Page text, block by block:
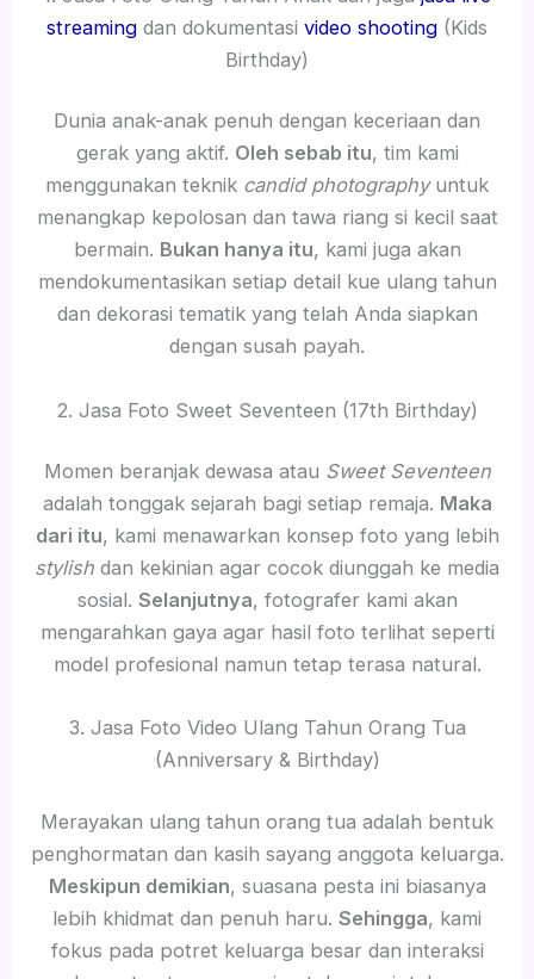
streaming dan dokumentasi video shooting (Kids
Birthday)
Dunia anak-anak penuh dengan keceriaan dan
gerak yang aktif. Oleh sebab itu, tim kami
menggunakan teknik candid photographyuntuk
menangkap kepolosan dan tawa riang si kecil saat
bermain. Bukan hanya itu, kami juga akan
mendokumentasikan setiap detail kue ulang tahun
dan dekorasi tematik yang telah Anda siapkan
dengan susah payah.
2. Jasa Foto Sweet Seventeen (17th Birthday)
Momen beranjak dewasa atau Sweet Seventeen
adalah tonggak sejarah bagi setiap remaja. Maka
dari itu, kami menawarkan konsep foto yang lebih
stylish dan kekinian agar cocok diunggah ke media
sosial. Selanjutnya, fotografer kami akan
mengarahkan gaya agar hasil foto terlihat seperti
model profesional namun tetap terasa natural.
3. Jasa Foto Video Ulang Tahun Orang Tua
(Anniversary & Birthday)
Merayakan ulang tahun orang tua adalah bentuk
penghormatan dan kasih sayang anggota keluarga.
Meskipun demikian, suasana pesta ini biasanya
lebih khidmat dan penuh haru. Sehingga, kami
fokus pada potret keluarga besar dan interaksi